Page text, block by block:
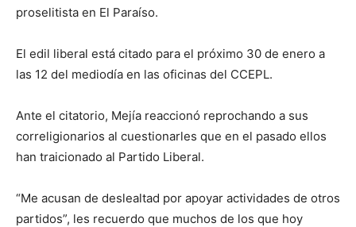
proselitista en El Paraíso.
El edil liberal está citado para el próximo 30 de enero a
las 12 del mediodía en las oficinas del CCEPL.
Ante el citatorio, Mejía reaccionó reprochando a sus
correligionarios al cuestionarles que en el pasado ellos
han traicionado al Partido Liberal.
“Me acusan de deslealtad por apoyar actividades de otros
partidos”, les recuerdo que muchos de los que hoy